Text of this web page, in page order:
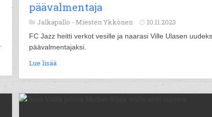
päävalmentaja
Jalkapallo - Miesten Ykkönen 10.11.2023
FC Jazz heitti verkot vesille ja naarasi Ville Ulasen
päävalmentajaksi.
Lue lisää